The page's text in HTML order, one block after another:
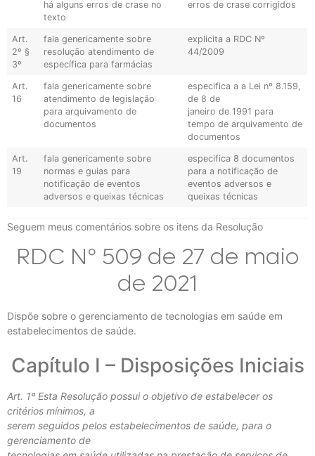
há alguns erros de crase no
texto
erros de crase corrigidos
Art.
2º §
3º
fala genericamente sobre
resolução atendimento de
específica para farmácias
explicita a RDC Nº
44/2009
Art.
16
fala genericamente sobre
atendimento de legislação
para arquivamento de
documentos
especifica a a Lei nº 8.159,
de 8 de
janeiro de 1991 para
tempo de arquivamento de
documentos
Art.
19
fala genericamente sobre
normas e guias para
notificação de eventos
adversos e queixas técnicas
especifica 8 documentos
para a notificação de
eventos adversos e
queixas técnicas
Seguem meus comentários sobre os itens da Resolução
RDC Nº 509 de 27 de maio
de 2021
Dispõe sobre o gerenciamento de tecnologias em saúde em
estabelecimentos de saúde.
Capítulo I – Disposições Iniciais
Art. 1º Esta Resolução possui o objetivo de estabelecer os
critérios mínimos, a
serem seguidos pelos estabelecimentos de saúde, para o
gerenciamento de